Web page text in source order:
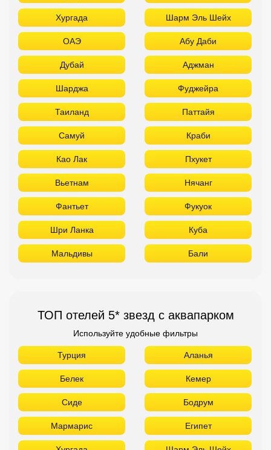
Самуй Краби
Као Лак Пхукет
Вьетнам Нячанг
Фантьет Фукуок
Шри Ланка Куба
Мальдивы Бали
ТОП отелей 5* звезд с аквапарком
Используйте удобные фильтры
Турция Аланья
Белек
Хургада Шарм Эль Шейх
ОАЭ
ТОП лучших отелей 4* звезды
Используйте удобные фильтры